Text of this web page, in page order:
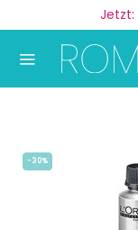
Jetzt:
-30%